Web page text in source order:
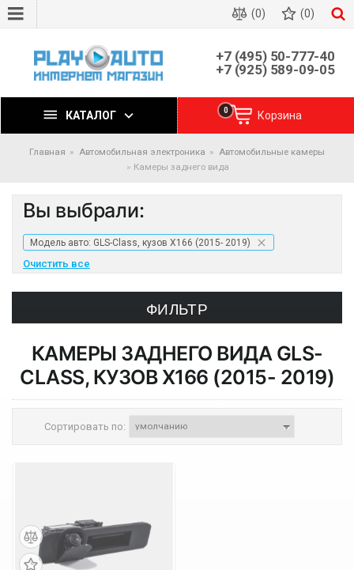
(0) (0)
+7 (495) 50-777-40
+7 (925) 589-09-05
КАТАЛОГ Корзина
0
Главная Автомобильная электроника
Автомобильные камеры
Камеры заднего вида
Вы выбрали:
Модель авто: GLS-Class, кузов X166 (2015- 2019)
Очистить все
ФИЛЬТР
КАМЕРЫ ЗАДНЕГО ВИДАGLS-
CLASS, КУЗОВ X166 (2015- 2019)
Сортировать по: